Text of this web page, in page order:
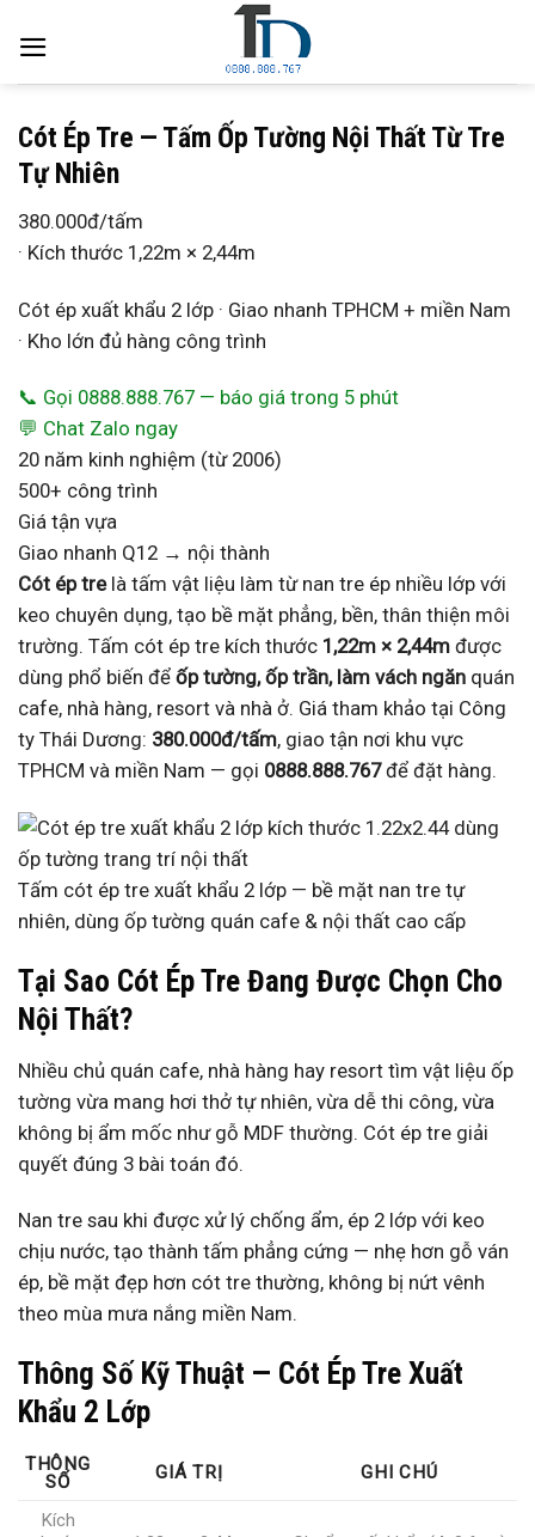
Cót Ép Tre — Tấm Ốp Tường Nội Thất Từ Tre
Tự Nhiên
380.000đ/tấm
· Kích thước 1,22m × 2,44m
Cót ép xuất khẩu 2 lớp · Giao nhanh TPHCM + miền Nam
· Kho lớn đủ hàng công trình
📞 Gọi 0888.888.767 — báo giá trong 5 phút
💬 Chat Zalo ngay
20 năm kinh nghiệm (từ 2006)
500+ công trình
Giá tận vựa
Giao nhanh Q12 → nội thành
Cót ép trelà tấm vật liệu làm từ nan tre ép nhiều lớp với
keo chuyên dụng, tạo bề mặt phẳng, bền, thân thiện môi
trường. Tấm cót ép tre kích thước 1,22m × 2,44m được
dùng phổ biến để ốp tường, ốp trần, làm vách ngăn quán
cafe, nhà hàng, resort và nhà ở. Giá tham khảo tại Công
ty Thái Dương: 380.000đ/tấm, giao tận nơi khu vực
TPHCM và miền Nam — gọi 0888.888.767để đặt hàng.
Tấm cót ép tre xuất khẩu 2 lớp — bề mặt nan tre tự
nhiên, dùng ốp tường quán cafe & nội thất cao cấp
Tại Sao Cót Ép Tre Đang Được Chọn Cho
Nội Thất?
Nhiều chủ quán cafe, nhà hàng hay resort tìm vật liệu ốp
tường vừa mang hơi thở tự nhiên, vừa dễ thi công, vừa
không bị ẩm mốc như gỗ MDF thường. Cót ép tre giải
quyết đúng 3 bài toán đó.
Nan tre sau khi được xử lý chống ẩm, ép 2 lớp với keo
chịu nước, tạo thành tấm phẳng cứng — nhẹ hơn gỗ ván
ép, bề mặt đẹp hơn cót tre thường, không bị nứt vênh
theo mùa mưa nắng miền Nam.
Thông Số Kỹ Thuật — Cót Ép Tre Xuất
Khẩu 2 Lớp
THÔNG
SỐ
GIÁ TRỊ GHI CHÚ
Kích